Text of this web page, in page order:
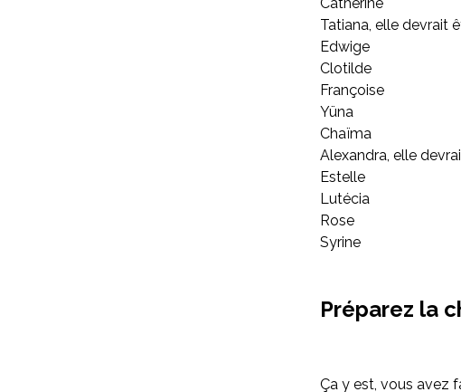
Tatiana, elle devrait
Edwige
Clotilde
Françoise
Yüna
Chaïma
Alexandra, elle
Estelle
Lutécia
Rose
Syrine
Préparez la
Ça y est, vous avez